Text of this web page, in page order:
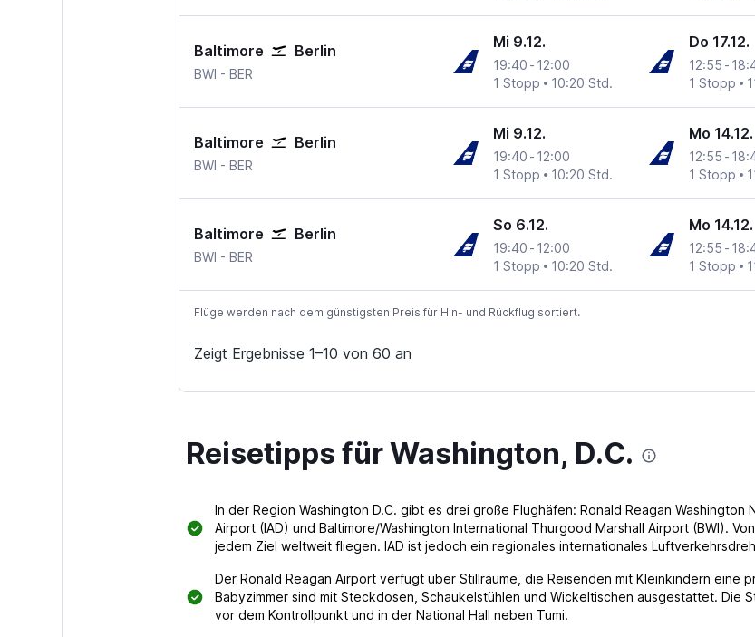
Baltimore Berlin
BWI Baltimore
- BER
Mi 9.12.
19:40 - 12:00
1 Stopp
10:20 Std.
Do 17.12.
12:55 -
1 Stopp
Baltimore Berlin
BWI Baltimore
- BER
Mi 9.12.
19:40 - 12:00
1 Stopp
10:20 Std.
Mo 14.12.
12:55 -
1 Stopp
Baltimore Berlin
BWI Baltimore
- BER
So 6.12.
19:40 - 12:00
1 Stopp
10:20 Std.
Mo 14.12.
12:55 -
1 Stopp
Flüge werden nach dem günstigsten Preis für Hin- und Rückflug sortiert.
Zeigt Ergebnisse 1–10 von 60 an
Reisetipps für Washington, D.C.
In der Region Washington D.C. gibt es drei große Flughäfen: Ronald Reagan Washington
Airport (IAD) und Baltimore/Washington International Thurgood Marshall Airport (BWI).
jedem Ziel weltweit fliegen. IAD ist jedoch ein regionales internationales
Der Ronald Reagan Airport verfügt über Stillräume, die Reisenden mit Kleinkindern eine
Babyzimmer sind mit Steckdosen, Schaukelstühlen und Wickeltischen ausgestattet. Die
vor dem Kontrollpunkt und in der National Hall neben Tumi.